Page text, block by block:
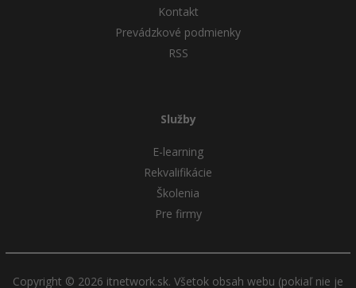
Kontakt
Prevádzkové podmienky
RSS
Služby
E-learning
Rekvalifikácie
Školenia
Pre firmy
Copyright © 2026 itnetwork.sk. Všetok obsah webu (pokiaľ nie je